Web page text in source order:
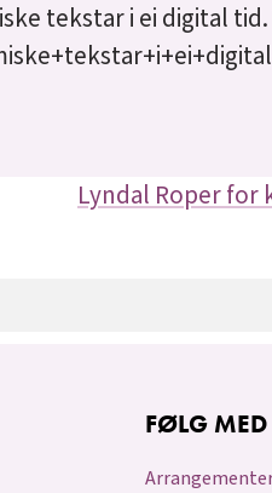
tekstar i ei digital tid.
Lyndal Roper for
FØLG MED